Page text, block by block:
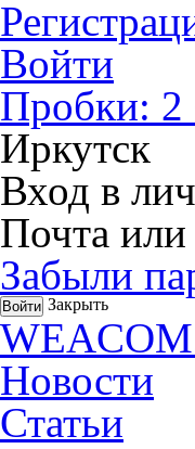
Войти
Пробки: 2
Иркутск
Вход в
Почта или
Забыли
Закрыть
Новости
Статьи